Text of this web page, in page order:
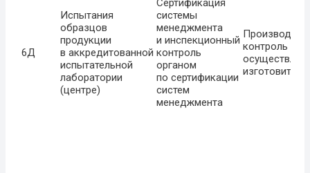
6Д
Испытания
образцов
продукции
в аккредитованной
испытательной
лаборатории
(центре)
Сертификация
системы
менеджмента
и инспекционный
контроль
органом
по сертификации
систем
менеджмента
контроль
изготовитель